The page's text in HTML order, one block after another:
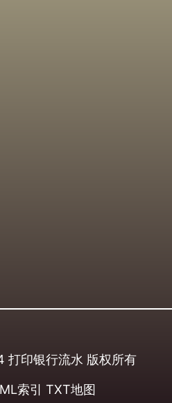
打印银行流水 版权所有
索引 TXT地图